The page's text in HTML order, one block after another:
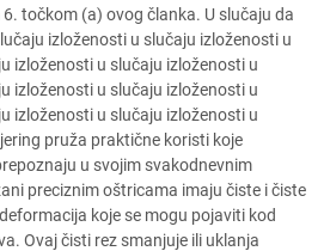
točkom (a) ovog članka. U slučaju da
izloženosti u slučaju izloženosti u
izloženosti u slučaju izloženosti u
izloženosti u slučaju izloženosti u
izloženosti u slučaju izloženosti u
pruža praktične koristi koje
u svojim svakodnevnim
preciznim oštricama imaju čiste i čiste
koje se mogu pojaviti kod
Ovaj čisti rez smanjuje ili uklanja